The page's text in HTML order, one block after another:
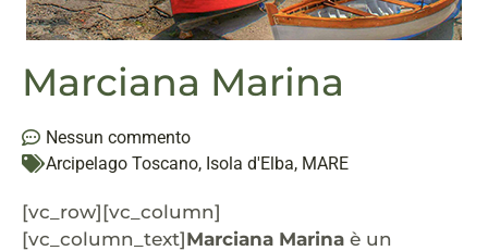
Marciana Marina
Nessun commento
Arcipelago Toscano, Isola d'Elba, MARE
[vc_row][vc_column]
[vc_column_text]Marciana Marina è un